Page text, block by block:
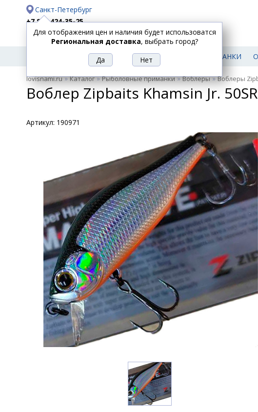
Санкт-Петербург
+7 812 424-35-25
Доставка
Оплата
Для отображения цен и наличия будет использоватся
Региональная доставка, выбрать город?
РЫБОЛОВНЫЕ
ТОВАРЫ
СПИННИНГИ КАТУШКИ ПРИМАНКИ
lovisnami.ru»Каталог»Рыболовные приманки»Воблеры»Воблеры
Воблер Zipbaits Khamsin Jr.
Артикул: 190971